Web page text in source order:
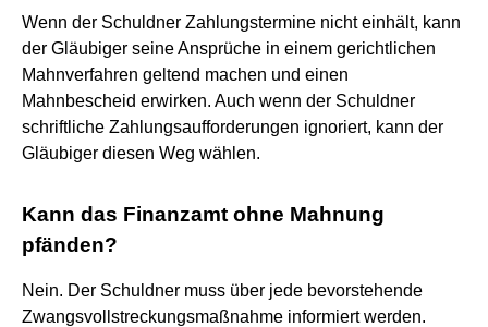
Wenn der Schuldner Zahlungstermine nicht einhält, kann
der Gläubiger seine Ansprüche in einem gerichtlichen
Mahnverfahren geltend machen und einen
Mahnbescheid erwirken. Auch wenn der Schuldner
schriftliche Zahlungsaufforderungen ignoriert, kann der
Gläubiger diesen Weg wählen.
Kann das Finanzamt ohne Mahnung
pfänden?
Nein. Der Schuldner muss über jede bevorstehende
Zwangsvollstreckungsmaßnahme informiert werden.